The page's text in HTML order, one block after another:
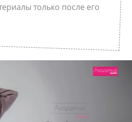
только после его